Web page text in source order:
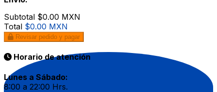
Subtotal $0.00 MXN
Total $0.00 MXN
Revisar pedido y pagar
Horario de atención
Lunes a Sábado:
8:00 a 22:00 Hrs.